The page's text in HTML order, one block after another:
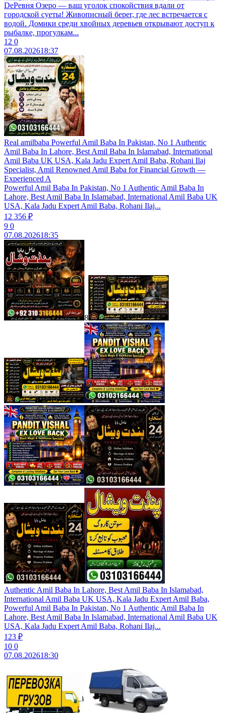
DeРевня Озеро — ваш уголок спокойствия вдали от
городской суеты! Живописный берег, где лес встречается с
водой. Домики среди хвойных деревьев открывают доступ к
рыбалке, прогулкам...
12 0
07.08.202618:37
Real amilbaba Powerful Amil Baba In Pakistan, No 1 Authentic
Amil Baba In Lahore, Best Amil Baba In Islamabad, International
Amil Baba UK USA, Kala Jadu Expert Amil Baba, Rohani Ilaj
Specialist, Amil Renowned Amil Baba for Financial Growth —
Experienced A
Powerful Amil Baba In Pakistan, No 1 Authentic Amil Baba In
Lahore, Best Amil Baba In Islamabad, International Amil Baba UK
USA, Kala Jadu Expert Amil Baba, Rohani Ilaj...
12 356 ₽
9 0
07.08.202618:35
8
Authentic Amil Baba In Lahore, Best Amil Baba In Islamabad,
International Amil Baba UK USA, Kala Jadu Expert Amil Baba,
Powerful Amil Baba In Pakistan, No 1 Authentic Amil Baba In
Lahore, Best Amil Baba In Islamabad, International Amil Baba UK
USA, Kala Jadu Expert Amil Baba, Rohani Ilaj...
123 ₽
10 0
07.08.202618:30